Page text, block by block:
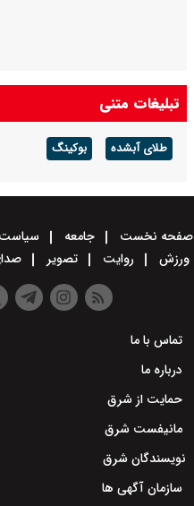
تبلیغات متنی
طلای آبشده بوکینگ
صفحه نخست جامعه سیاست
ورزش
روایت تصویر
تماس با ما
درباره ما
حمایت از شرق
مانیفست شرق
نویسندگان شرق
سازمان آگهی ها